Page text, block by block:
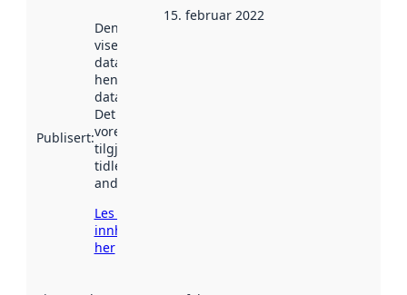
Publisert:
Denne datoen
viser når
datasettet vart
henta inn av
data.norge.no.
Det kan ha
vore
tilgjengeleg
tidlegare
andre stader.
Les meir om
innhenting
her
15. februar 2022